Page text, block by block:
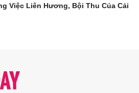
Việc Liên Hương, Bội Thu Của Cải